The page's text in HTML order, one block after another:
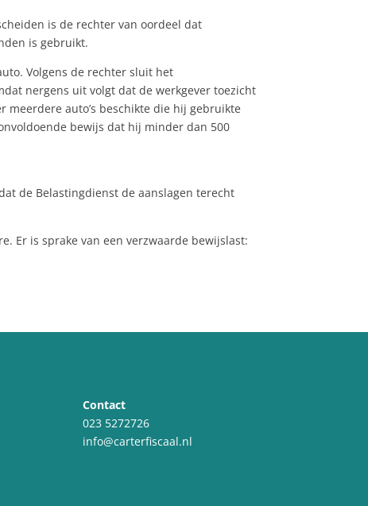
is de rechter van oordeel dat
is gebruikt.
Volgens de rechter sluit het
nergens uit volgt dat de werkgever toezicht
auto’s beschikte die hij gebruikte
bewijs dat hij minder dan 500
de Belastingdienst de aanslagen terecht
Er is sprake van een verzwaarde bewijslast:
Contact
023 5272726
info@carterfiscaal.nl